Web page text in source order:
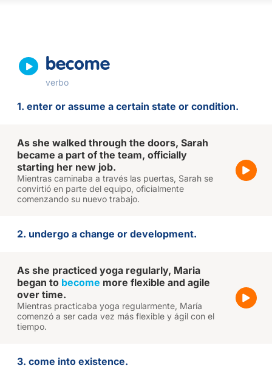
become
verbo
1. enter or assume a certain state or condition.
As she walked through the doors, Sarah
became a part of the team, officially
starting her new job.
Mientras caminaba a través las puertas, Sarah se
convirtió en parte del equipo, oficialmente
comenzando su nuevo trabajo.
2. undergo a change or development.
As she practiced yoga regularly, Maria
began to become more flexible and agile
over time.
Mientras practicaba yoga regularmente, María
comenzó a ser cada vez más flexible y ágil con el
tiempo.
3. come into existence.